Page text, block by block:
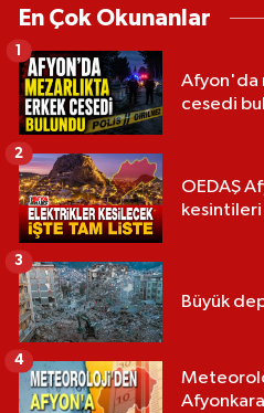
En Çok Okunanlar
Afyon'da
cesedi
1
OEDAŞ
kesintileri
2
Büyük
3
4